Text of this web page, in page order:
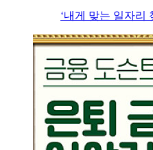
‘내게 맞는 일자리